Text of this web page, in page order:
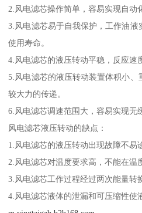
2.风电滤芯操作简单，容易实现自动
3.风电滤芯易于自我保护，工作油
使用寿命。
4.风电滤芯的液压转动平稳，反应速
5.风电滤芯的液压转动装置体积小
较大力的传递。
6.风电滤芯调速范围大，容易实现无
风电滤芯液压转动的缺点：
1.风电滤芯的液压转动出现故障不易
2.风电滤芯对温度要求高，不能在温
3.风电滤芯工作过程经过两次能量转
4.风电滤芯液体的泄漏和可压缩性使